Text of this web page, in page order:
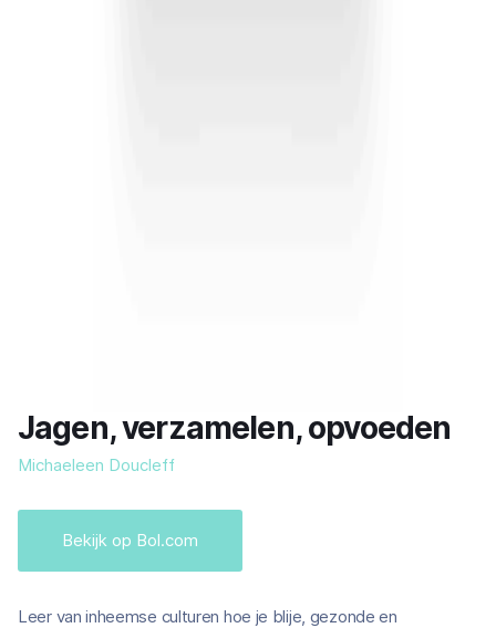
Jagen, verzamelen, opvoeden
Michaeleen Doucleff
Bekijk op Bol.com
Leer van inheemse culturen hoe je blije, gezonde en